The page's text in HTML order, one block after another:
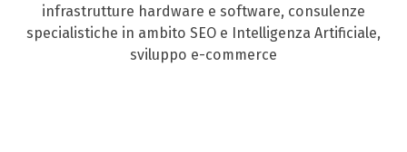
infrastrutture hardware e software, consulenze
specialistiche in ambito SEO e Intelligenza Artificiale,
sviluppo e-commerce